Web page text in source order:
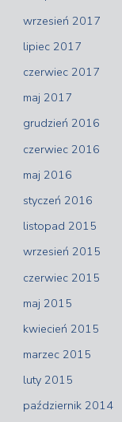
wrzesień 2017
lipiec 2017
czerwiec 2017
maj 2017
grudzień 2016
czerwiec 2016
maj 2016
styczeń 2016
listopad 2015
wrzesień 2015
czerwiec 2015
maj 2015
kwiecień 2015
marzec 2015
luty 2015
październik 2014